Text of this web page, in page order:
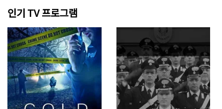
인기 TV 프로그램